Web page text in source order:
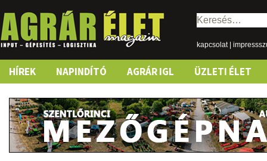
Keresés:
kapcsolat|
Skip
content
HÍREK NAPINDÍTÓ AGRÁR IGL ÜZLETI ÉLET